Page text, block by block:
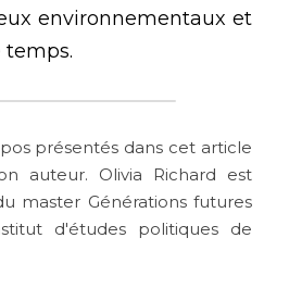
environnementaux et
temps.
présentés dans cet article
auteur. Olivia Richard est
master Générations futures
d'études politiques de